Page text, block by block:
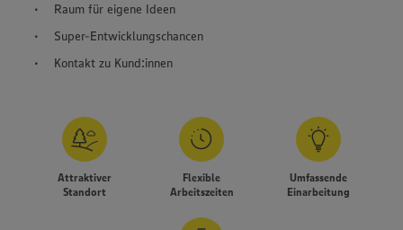
Raum für eigene Ideen
Super-Entwicklungschancen
Kontakt zu Kund:innen
Attraktiver
Standort
Flexible
Arbeitszeiten
Umfassende
Einarbeitung